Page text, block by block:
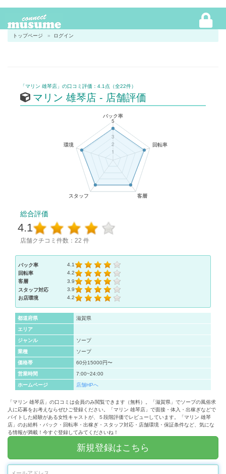
トップページ ログイン
「マリン 雄琴店」の口コミ評価：4.1点（全22件）
マリン 雄琴店 - 店舗評価
総合評価
4.1
店舗クチコミ件数：22 件
バック率
4.1
回転率
4.2
客層
3.9
スタッフ対応
3.9
お店環境
4.2
都道府県
滋賀県
エリア
ジャンル
ソープ
業種
ソープ
価格帯
60分15000円〜
営業時間
7:00~24:00
ホームページ
店舗HPへ
「マリン 雄琴店」の口コミは会員のみ閲覧できます（無料）。「滋賀県」でソープの風俗求
人に応募をお考えならぜひご登録ください。「マリン 雄琴店」で面接・体入・出稼ぎなどで
バイトした経験がある女性キャストが、５段階評価でレビューしています。「マリン 雄琴
店」のお給料・バック・回転率・出稼ぎ・スタッフ対応・店舗環境・保証条件など、気にな
る情報が満載！今すぐ登録してみてくださいね！
新規登録はこちら